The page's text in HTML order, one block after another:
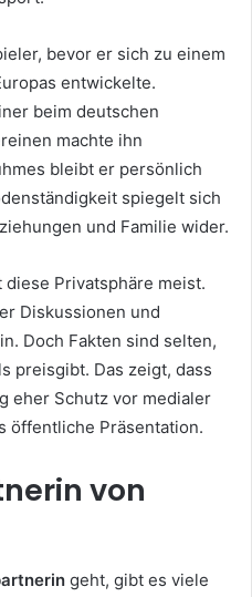
bevor er sich zu einem
entwickelte.
beim deutschen
machte ihn
bleibt er persönlich
spiegelt sich
und Familie wider.
Privatsphäre meist.
Diskussionen und
Doch Fakten sind selten,
preisgibt. Das zeigt, dass
eher Schutz vor medialer
öffentliche Präsentation.
von
geht, gibt es viele